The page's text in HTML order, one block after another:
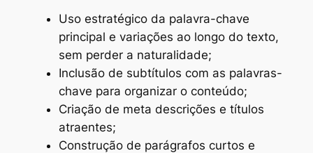
Uso estratégico da palavra-chave
principal e variações ao longo do texto,
sem perder a naturalidade;
Inclusão de subtítulos com as palavras-
chave para organizar o conteúdo;
Criação de meta descrições e títulos
atraentes;
Construção de parágrafos curtos e